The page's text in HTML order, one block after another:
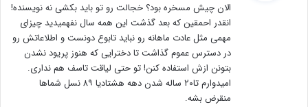
:
الان چیش مسخره بود؟ خجالت رو تو باید بکشی نه نویسنده!
انقدر احمقین که بعد گذشت این همه سال نفهمیدید چیزای
مهمی مثل عادت ماهانه رو نباید تابوع دونست و اطلاعاتش رو
در دسترس عموم گذاشت تا دخترایی که هنوز پریود نشدن
بتونن ازش استفاده کنن! تو حتی لیاقت تاسف هم نداری.
امیدوارم تا۲۰ ساله شدن دهه هشتادیا ۸۹ نسل شماها
منقرض بشه.